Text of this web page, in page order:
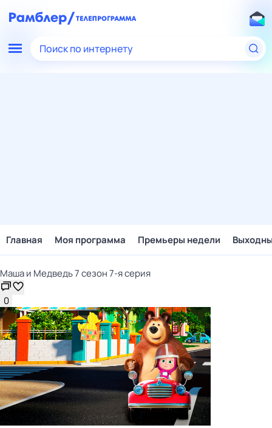
Поиск по интернету
Главная Моя программа Премьеры недели
Маша и Медведь 7 сезон 7-я серия
0